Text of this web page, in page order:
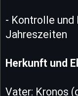
- Kontrolle und
Jahreszeiten
Herkunft und
Vater: Kronos